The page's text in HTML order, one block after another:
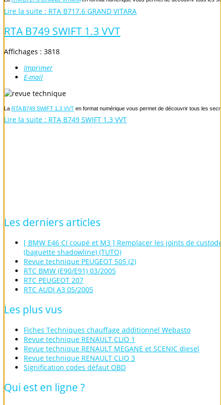
Lire la suite : RTA B717.6 GRAND VITARA
RTA B749 SWIFT 1.3 VVT
Affichages : 3818
Imprimer
E-mail
La RTA B749 SWIFT 1.3 VVT en format numérique vous permet de découvrir tous les
Lire la suite : RTA B749 SWIFT 1.3 VVT
Les derniers articles
[ BMW E46 CI coupé et M3 ] Remplacer les joints de
(baguette shadowline) (TUTO)
Revue technique PEUGEOT 505 (2)
RTC BMW (E90/E91) 03/2005
RTC PEUGEOT 207
RTC AUDI A3 05/2005
Les plus vus
Fiches Techniques chauffage additionnel Webasto
Revue technique RENAULT CLIO 1
Revue technique RENAULT MEGANE et SCENIC diesel
Revue technique RENAULT CLIO 3
Signification codes défaut OBD
Qui est en ligne ?